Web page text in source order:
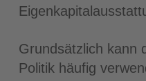
Grundsätzlich kann
Politik häufig